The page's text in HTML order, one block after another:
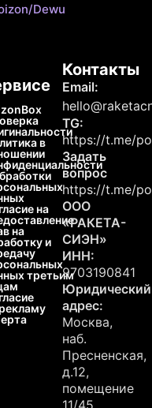
Dewu
в
на
на
и
третьим
Контакты
Email:
TG:
https://t.me/
Задать
вопрос
https://t.me/
ООО
«РАКЕТА-
СИЭН»
ИНН:
9703190841
Юридический
адрес:
Москва,
наб.
Пресненская,
д.12,
помещение
11/45